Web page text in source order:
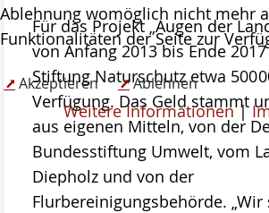
Für das Projekt „Augen der
von Anfang 2013 bis Ende
Stiftung Naturschutz etwa 500
Verfügung. Das Geld stammt
aus eigenen Mitteln, von der
Bundesstiftung Umwelt, vom
Diepholz und von der
Flurbereinigungsbehörde.
Ablehnung womöglich nicht mehr
Funktionalitäten der Seite zur
Akzeptieren Ablehnen
Weitere Informationen|